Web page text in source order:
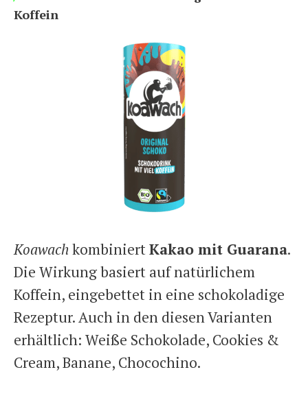
Koffein
Koawach kombiniertKakao mit Guarana.
Die Wirkung basiert auf natürlichem
Koffein, eingebettet in eine schokoladige
Rezeptur. Auch in den diesen Varianten
erhältlich: Weiße Schokolade, Cookies &
Cream, Banane, Chocochino.